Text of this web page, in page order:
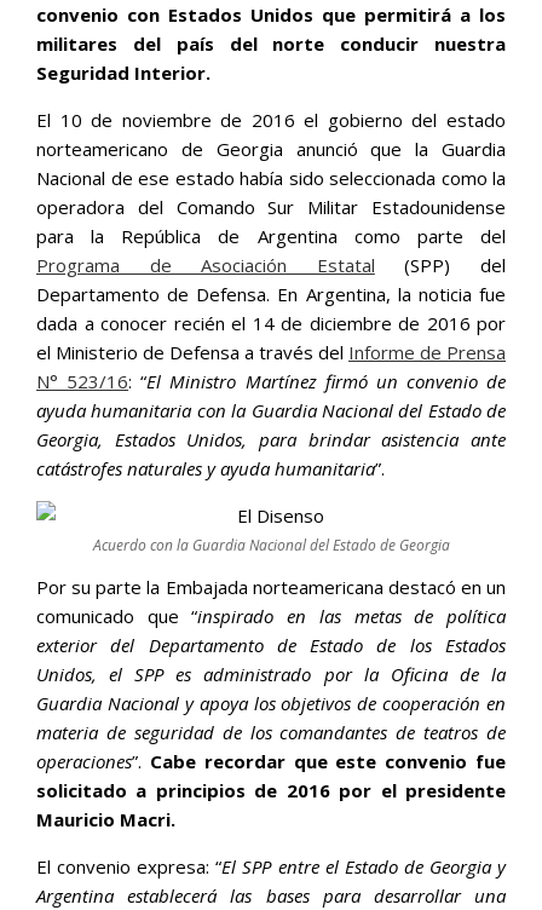
convenio con Estados Unidos que permitirá a los
militares del país del norte conducir nuestra
Seguridad Interior.
El 10 de noviembre de 2016 el gobierno del estado
norteamericano de Georgia anunció que la Guardia
Nacional de ese estado había sido seleccionada como la
operadora del Comando Sur Militar Estadounidense
para la República de Argentina como parte del
Programa de Asociación Estatal (SPP) del
Departamento de Defensa. En Argentina, la noticia fue
dada a conocer recién el 14 de diciembre de 2016 por
el Ministerio de Defensa a través del Informe de Prensa
N° 523/16: “El Ministro Martínez firmó un convenio de
ayuda humanitaria con la Guardia Nacional del Estado de
Georgia, Estados Unidos, para brindar asistencia ante
catástrofes naturales y ayuda humanitaria”.
Acuerdo con la Guardia Nacional del Estado de Georgia
Por su parte la Embajada norteamericana destacó en un
comunicado que “inspirado en las metas de política
exterior del Departamento de Estado de los Estados
Unidos, el SPP es administrado por la Oficina de la
Guardia Nacional y apoya los objetivos de cooperación en
materia de seguridad de los comandantes de teatros de
operaciones”. Cabe recordar que este convenio fue
solicitado a principios de 2016 por el presidente
Mauricio Macri.
El convenio expresa: “El SPP entre el Estado de Georgia y
Argentina establecerá las bases para desarrollar una